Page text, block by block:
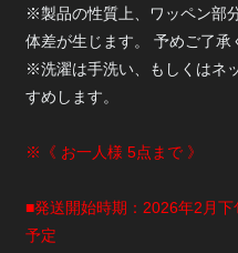
※製品の性質上、ワッペン部
体差が生じます。 予めご了承
※洗濯は手洗い、もしくはネ
すめします。
※《 お一人様 5点まで 》
■発送開始時期：2026年2月
予定